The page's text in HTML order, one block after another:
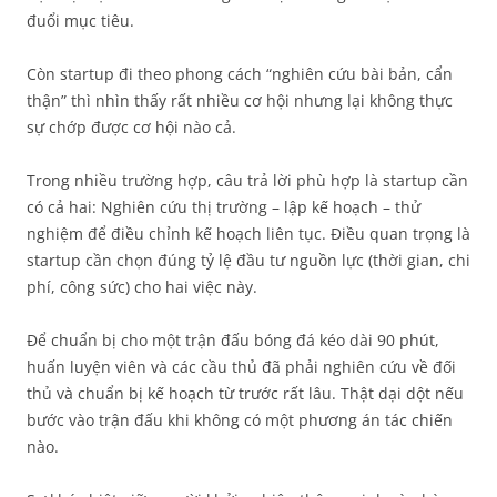
đuổi mục tiêu.
Còn startup đi theo phong cách “nghiên cứu bài bản, cẩn
thận” thì nhìn thấy rất nhiều cơ hội nhưng lại không thực
sự chớp được cơ hội nào cả.
Trong nhiều trường hợp, câu trả lời phù hợp là startup cần
có cả hai: Nghiên cứu thị trường – lập kế hoạch – thử
nghiệm để điều chỉnh kế hoạch liên tục. Điều quan trọng là
startup cần chọn đúng tỷ lệ đầu tư nguồn lực (thời gian, chi
phí, công sức) cho hai việc này.
Để chuẩn bị cho một trận đấu bóng đá kéo dài 90 phút,
huấn luyện viên và các cầu thủ đã phải nghiên cứu về đối
thủ và chuẩn bị kế hoạch từ trước rất lâu. Thật dại dột nếu
bước vào trận đấu khi không có một phương án tác chiến
nào.